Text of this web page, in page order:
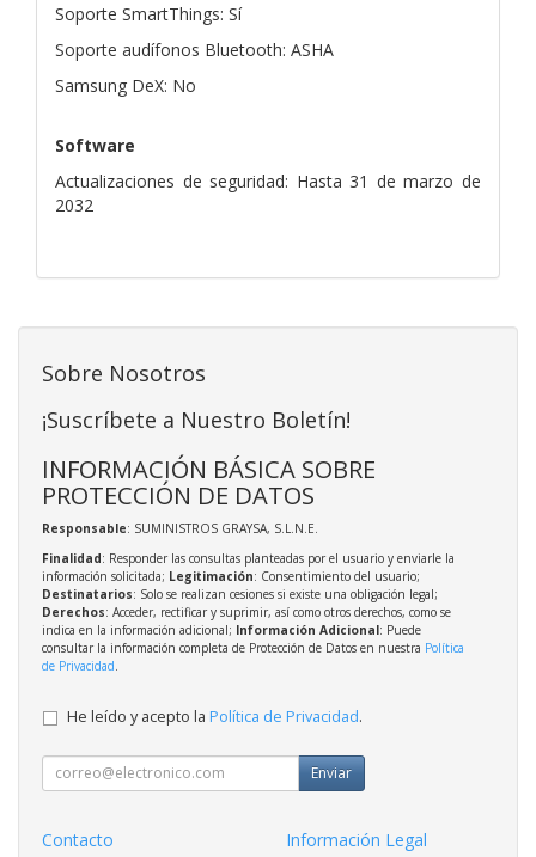
Soporte SmartThings: Sí
Soporte audífonos Bluetooth: ASHA
Samsung DeX: No
Software
Actualizaciones de seguridad: Hasta 31 de marzo de
2032
Sobre Nosotros
¡Suscríbete a Nuestro Boletín!
INFORMACIÓN BÁSICA SOBRE
PROTECCIÓN DE DATOS
Responsable: SUMINISTROS GRAYSA, S.L.N.E.
Finalidad: Responder las consultas planteadas por el usuario y enviarle la
información solicitada; Legitimación: Consentimiento del usuario;
Destinatarios: Solo se realizan cesiones si existe una obligación legal;
Derechos: Acceder, rectificar y suprimir, así como otros derechos, como se
indica en la información adicional; Información Adicional: Puede
consultar la información completa de Protección de Datos en nuestra Política
de Privacidad
He leído y acepto la Política de Privacidad.
Enviar
Contacto
Información Legal